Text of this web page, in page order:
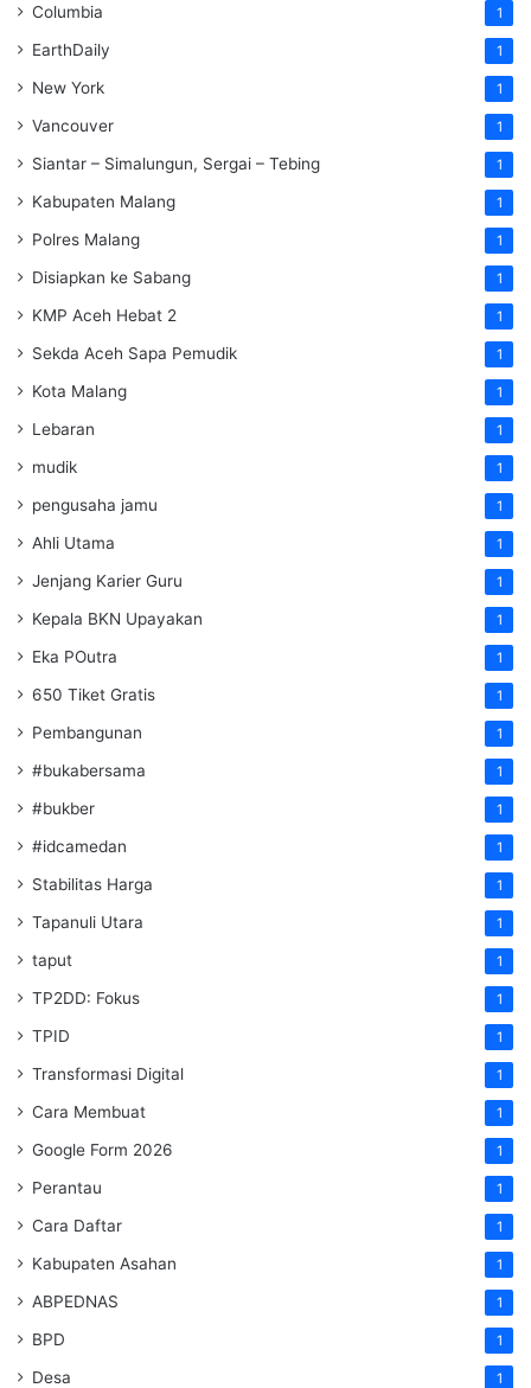
Columbia 1
EarthDaily 1
New York 1
Vancouver 1
Siantar – Simalungun, Sergai – Tebing 1
Kabupaten Malang 1
Polres Malang 1
Disiapkan ke Sabang 1
KMP Aceh Hebat 2 1
Sekda Aceh Sapa Pemudik 1
Kota Malang 1
Lebaran 1
mudik 1
pengusaha jamu 1
Ahli Utama 1
Jenjang Karier Guru 1
Kepala BKN Upayakan 1
Eka POutra 1
650 Tiket Gratis 1
Pembangunan 1
#bukabersama 1
#bukber 1
#idcamedan 1
Stabilitas Harga 1
Tapanuli Utara 1
taput 1
TP2DD: Fokus 1
TPID 1
Transformasi Digital 1
Cara Membuat 1
Google Form 2026 1
Perantau 1
Cara Daftar 1
Kabupaten Asahan 1
ABPEDNAS 1
BPD 1
Desa 1